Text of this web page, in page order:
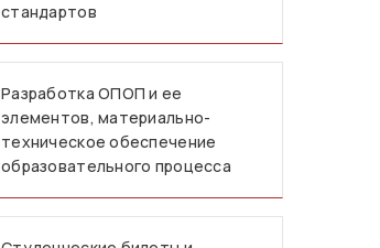
стандартов
Разработка ОПОП и ее
элементов, материально-
техническое обеспечение
образовательного процесса